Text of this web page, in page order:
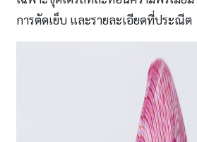
การตัดเย็บ และรายละเอียดที่ประณีต